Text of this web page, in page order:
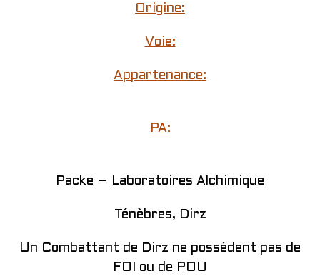
Origine:
Voie:
Appartenance:
PA:
Packe – Laboratoires Alchimique
Ténèbres, Dirz
Un Combattant de Dirz ne possédent pas de
FOI ou de POU